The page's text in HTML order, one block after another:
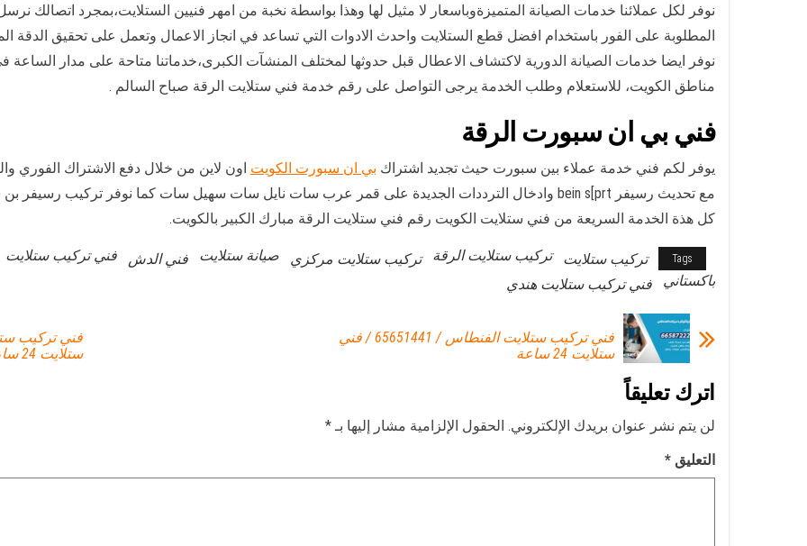
نوفر لكل عملائنا خدمات الصيانة المتميزةوباسعار لا مثيل لها وهذا بواسطة نخبة من امهر فنيين الستلايت،بمجرد اتصالك
المطلوبة على الفور باستخدام افضل قطع الستلايت واحدث الادوات التي تساعد في انجاز الاعمال وتعمل على تحقيق الدقة
نوفر ايضا خدمات الصيانة الدورية لاكتشاف الاعطال قبل حدوثها لمختلف المنشآت الكبرى،خدماتنا متاحة على مدار الساعة
مناطق الكويت، للاستعلام وطلب الخدمة يرجى التواصل على رقم خدمة فني ستلايت الرقة صباح السالم .
فني بي ان سبورت الرقة
يوفر لكم فني خدمة عملاء بين سبورت حيث تجديد اشتراك بي ان سبورت الكويت اون لاين من خلال دفع الاشتراك الفوري
مع تحديث رسيفر bein s[prt وادخال الترددات الجديدة على قمر عرب سات نايل سات سهيل سات كما نوفر تركيب رسيفر بن سبورت 4k
كل هذة الخدمة السريعة من فني ستلايت الكويت رقم فني ستلايت الرقة مبارك الكبير بالكويت.
Tags تركيب ستلايت تركيب ستلايت الرقة تركيب ستلايت مركزي صيانة ستلايت فني الدش فني تركيب ستلايت
باكستاني
فني تركيب ستلايت هندي
ستلايت 24 ساعة
فني تركيب ستلايت الفنطاس / 65651441 / فني
ستلايت 24 ساعة
اترك تعليقاً
لن يتم نشر عنوان بريدك الإلكتروني. الحقول الإلزامية مشار إليها بـ*
التعليق *